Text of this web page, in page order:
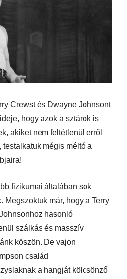
Crewst és Dwayne Johnsont
hogy azok a sztárok is
akiket nem feltétlenül erről
mégis méltó a
fizikumai általában sok
Megszoktuk már, hogy a Terry
hasonló
szálkás és masszív
köszön. De vajon
család
a hangját kölcsönző